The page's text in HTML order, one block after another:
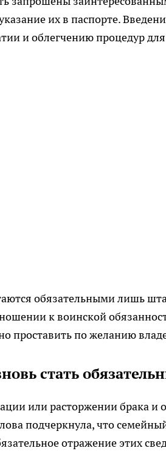
их в паспорте.
и облегчению процедур
обязательными лишь
к воинской
проставить по желанию
стать
или расторжении брака и о
подчеркнула, что
отражение этих